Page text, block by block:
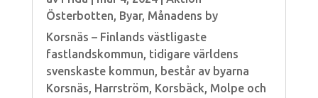
Österbotten, Byar, Månadens by
Korsnäs – Finlands västligaste
fastlandskommun, tidigare världens
svenskaste kommun, består av byarna
Korsnäs, Harrström, Korsbäck, Molpe och